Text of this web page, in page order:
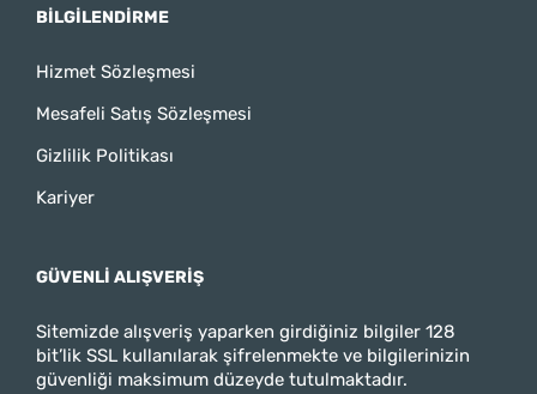
BILGILENDIRME
Hizmet Sözleşmesi
Mesafeli Satış Sözleşmesi
Gizlilik Politikası
Kariyer
GÜVENLI ALIŞVERIŞ
Sitemizde alışveriş yaparken girdiğiniz bilgiler 128
bit’lik SSL kullanılarak şifrelenmekte ve bilgilerinizin
güvenliği maksimum düzeyde tutulmaktadır.